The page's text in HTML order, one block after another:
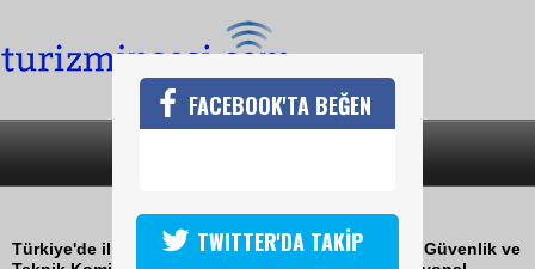
24.AÇI WOLD GÜVENLİK TOPLANTISI
Türkiye'de ilki bu yıl gerçekleştirilen 24. ACI World Güvenlik ve
FACEBOOK'TA BEĞEN
TWITTER'DA TAKİP